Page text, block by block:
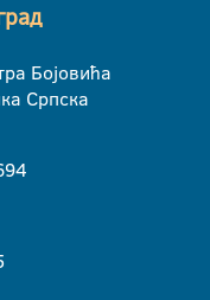
Бојовића
Српска